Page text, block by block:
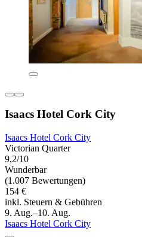
Isaacs Hotel Cork City
Isaacs Hotel Cork City
Victorian Quarter
9,2/10
Wunderbar
(1.007 Bewertungen)
154 €
inkl. Steuern & Gebühren
9. Aug.–10. Aug.
Isaacs Hotel Cork City